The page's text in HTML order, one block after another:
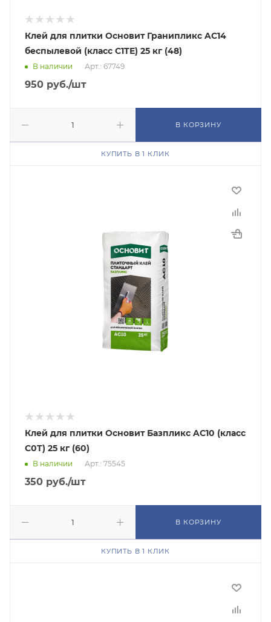
Клей для плитки Основит Гранипликс AC14
беспылевой (класс С1TE) 25 кг (48)
В наличии Арт.: 67749
950 руб./шт
В КОРЗИНУ
КУПИТЬ В 1 КЛИК
Клей для плитки Основит Базпликс AC10 (класс
C0T) 25 кг (60)
В наличии Арт.: 75545
350 руб./шт
В КОРЗИНУ
КУПИТЬ В 1 КЛИК